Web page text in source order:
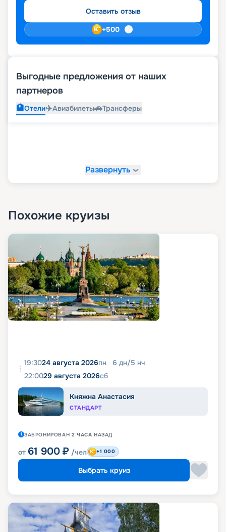
Оставить отзыв
+500
Выгодные предложения от наших
партнеров
🏨Отели✈️Авиабилеты🚗Трансферы
Развернуть
Похожие круизы
19:3024 августа 2026пн 6 дн/5 нч
22:0029 августа 2026сб
Княжна Анастасия
СТАНДАРТ
ЗАБРОНИРОВАН 2 ЧАСА НАЗАД
от 61 900 ₽ /чел +1 000
Выбрать круиз